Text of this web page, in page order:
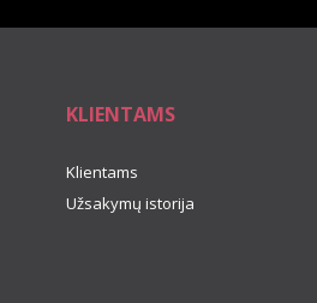
KLIENTAMS
Klientams
Užsakymų istorija